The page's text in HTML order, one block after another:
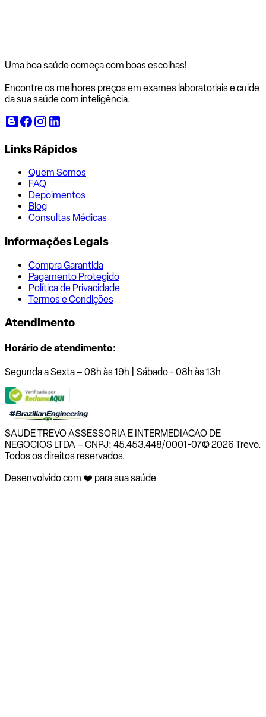
Uma boa saúde começa com boas escolhas!
Encontre os melhores preços em exames laboratoriais e cuide
da sua saúde com inteligência.
Links Rápidos
Quem Somos
FAQ
Depoimentos
Blog
Consultas Médicas
Informações Legais
Compra Garantida
Pagamento Protegido
Política de Privacidade
Termos e Condições
Atendimento
Horário de atendimento:
Segunda a Sexta – 08h às 19h | Sábado - 08h às 13h
SAUDE TREVO ASSESSORIA E INTERMEDIACAO DE
NEGOCIOS LTDA – CNPJ: 45.453.448/0001-07© 2026 Trevo.
Todos os direitos reservados.
Desenvolvido com ❤️ para sua saúde